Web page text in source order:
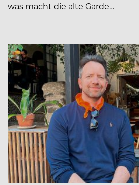
was macht die alte Garde…